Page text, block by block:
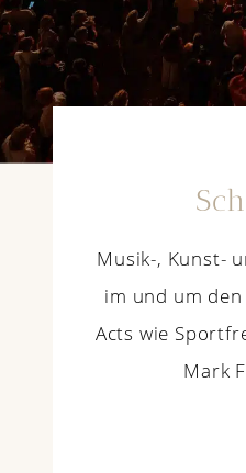
Musik-, Kunst-
im und um den
Acts wie
Mark